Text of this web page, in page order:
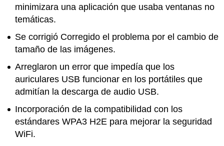
minimizara una aplicación que usaba ventanas no
temáticas.
Se corrigió Corregido el problema por el cambio de
tamaño de las imágenes.
Arreglaron un error que impedía que los
auriculares USB funcionar en los portátiles que
admitían la descarga de audio USB.
Incorporación de la compatibilidad con los
estándares WPA3 H2E para mejorar la seguridad
WiFi.